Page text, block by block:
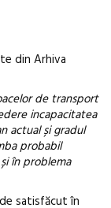
din Arhiva
de transport
incapacitatea
actual și gradul
probabil
în problema
satisfăcut în